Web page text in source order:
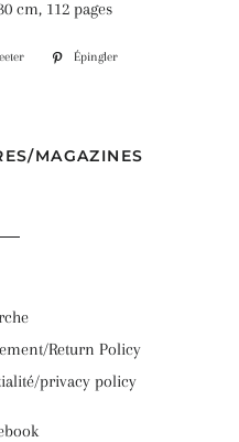
cm, 112 pages
TweeterÉpingler
MAGAZINES
Return Policy
privacy policy